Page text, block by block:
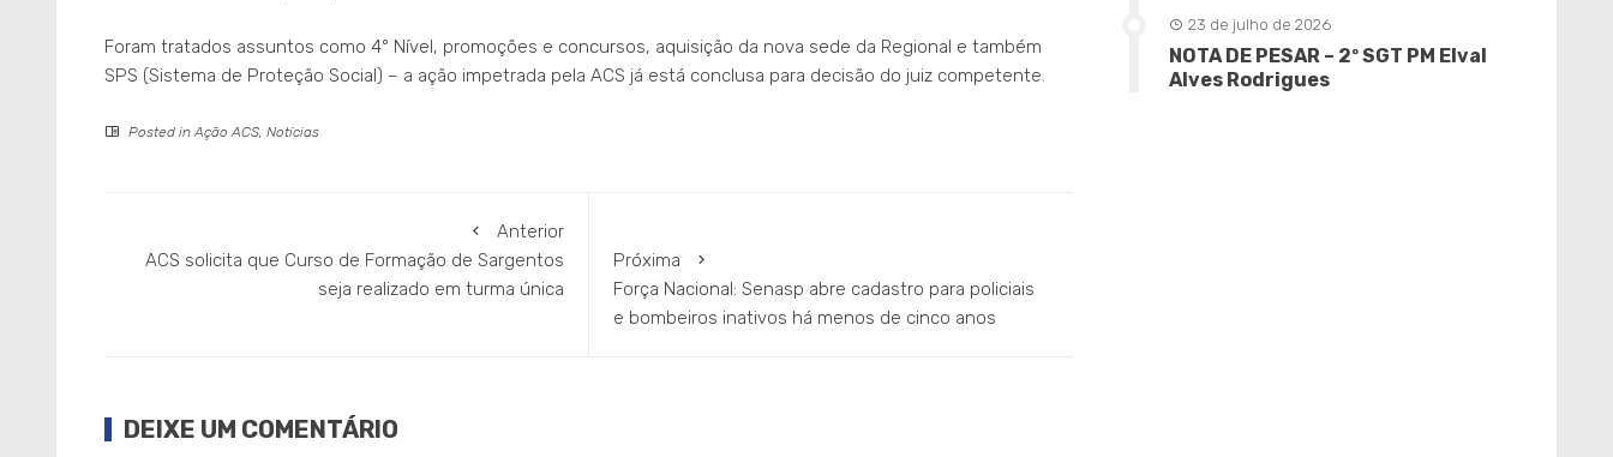
Foram tratados assuntos como 4° Nível, promoções e concursos, aquisição da nova sede da Regional e também
SPS (Sistema de Proteção Social) – a ação impetrada pela ACS já está conclusa para decisão do juiz competente.
Posted in Ação ACS Notícias
Anterior
ACS solicita que Curso de Formação de Sargentos
seja realizado em turma única
Próxima
Força Nacional: Senasp abre cadastro para policiais
e bombeiros inativos há menos de cinco anos
DEIXE UM COMENTÁRIO
23 de julho de 2026
NOTA DE PESAR – 2º SGT PM Elval
Alves Rodrigues